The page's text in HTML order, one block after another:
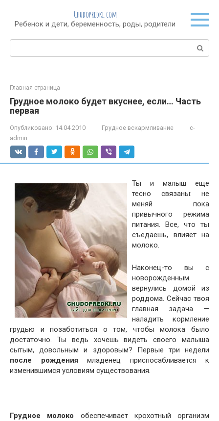
контенту
Chudopredki.com
Ребенок и дети, беременность, роды, родители
Поиск:
Главная страница
Грудное молоко будет вкуснее, если… Часть
первая
Опубликовано: 14.04.2010 Грудное вскармливание
c-
admin
Ты и малыш еще
тесно связаны: не
меняй пока
привычного режима
питания. Все, что ты
съедаешь, влияет на
молоко.
Наконец-то вы с
новорожденным
вернулись домой из
роддома. Сейчас твоя
главная задача —
наладить кормление
грудью и позаботиться о том, чтобы молока было
достаточно. Ты ведь хочешь видеть своего малыша
сытым, довольным и здоровым? Первые три недели
после рождения младенец приспосабливается к
изменившимся условиям существования.
Грудное молоко обеспечивает крохотный организм